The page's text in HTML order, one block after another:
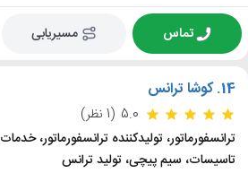
تماس مسیریابی
14. کوشا ترانس
5.0 (1 نظر)
ترانسفورماتور، تولیدکننده ترانسفورماتور، خدمات
تاسیسات، سیم پیچی، تولید ترانس